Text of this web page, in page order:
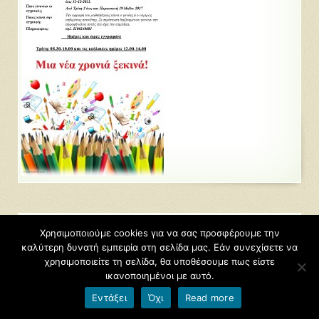
Ιστορικό
Ιούνιος 2026
Μάιος 2026
Φεβρουάριος 2026
Χρησιμοποιούμε cookies για να σας προσφέρουμε την
καλύτερη δυνατή εμπειρία στη σελίδα μας. Εάν συνεχίσετε να
χρησιμοποιείτε τη σελίδα, θα υποθέσουμε πως είστε
ικανοποιημένοι με αυτό.
Εντάξει
Όχι Read more